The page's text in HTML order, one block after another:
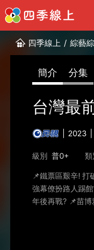
四季線上 / 綜藝
簡介 分集
台灣最
2023
級別 普0+ 類
📌鐵票區艱辛!
強幕僚扮路人踢
年後再戰? 📌苗